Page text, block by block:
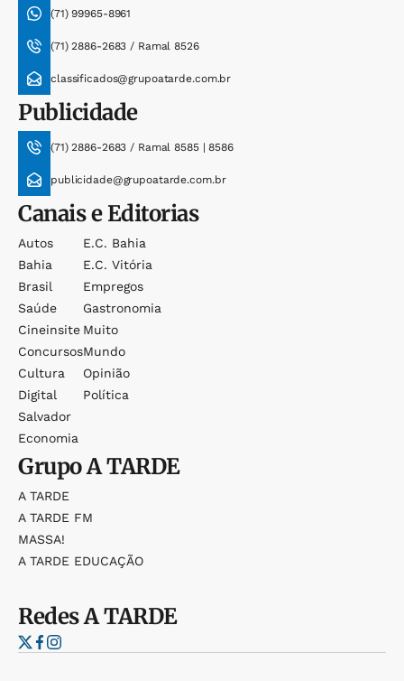
(71) 99965-8961
(71) 2886-2683 / Ramal 8526
classificados@grupoatarde.com.br
Publicidade
(71) 2886-2683 / Ramal 8585 | 8586
publicidade@grupoatarde.com.br
Canais e Editorias
Autos
Bahia
Brasil
Saúde
Cineinsite
Concursos
Cultura
Digital
Salvador
Economia
E.c. Bahia
E.c. Vitória
Empregos
Gastronomia
Muito
Mundo
Opinião
Política
GrupoA TARDE
A TARDE
A TARDE FM
MASSA!
A TARDE EDUCAÇÃO
RedesA TARDE